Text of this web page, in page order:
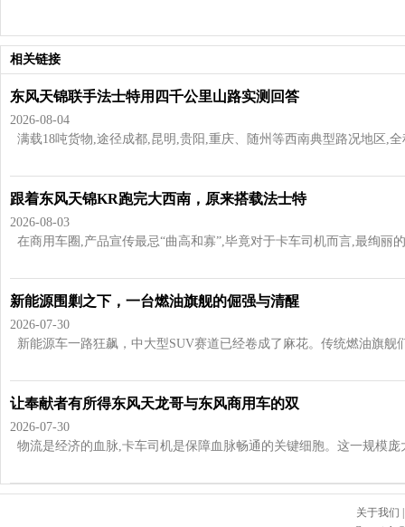
相关链接
东风天锦联手法士特用四千公里山路实测回答
2026-08-04
满载18吨货物,途径成都,昆明,贵阳,重庆、随州等西南典型路况地区,
跟着东风天锦KR跑完大西南，原来搭载法士特
2026-08-03
在商用车圈,产品宣传最忌“曲高和寡”,毕竟对于卡车司机而言,最绚丽
新能源围剿之下，一台燃油旗舰的倔强与清醒
2026-07-30
新能源车一路狂飙，中大型SUV赛道已经卷成了麻花。传统燃油旗
让奉献者有所得东风天龙哥与东风商用车的双
2026-07-30
物流是经济的血脉,卡车司机是保障血脉畅通的关键细胞。这一规模
关于我们